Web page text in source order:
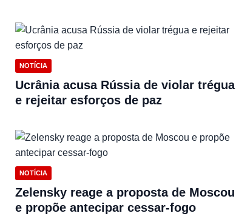
NOTÍCIA
Ucrânia acusa Rússia de violar trégua
e rejeitar esforços de paz
NOTÍCIA
Zelensky reage a proposta de Moscou
e propõe antecipar cessar-fogo